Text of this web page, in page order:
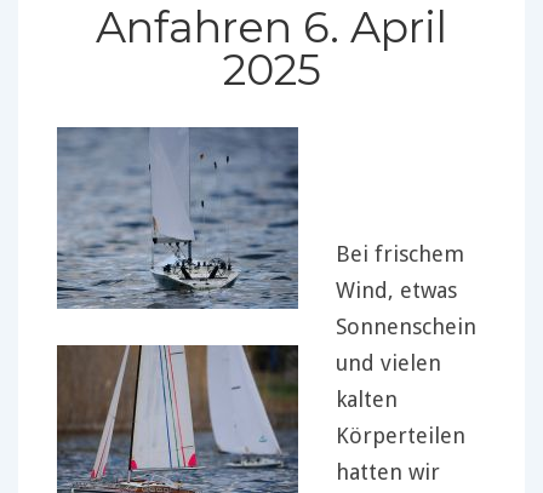
Anfahren 6. April
2025
Bei frischem
Wind, etwas
Sonnenschein
und vielen
kalten
Körperteilen
hatten wir